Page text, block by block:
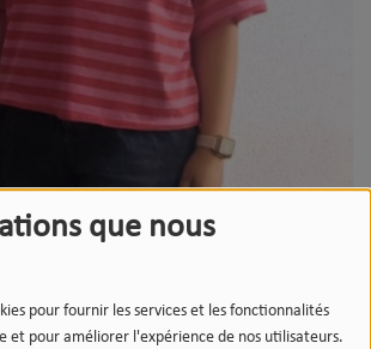
que nous
pour fournir les services et les fonctionnalités
et pour améliorer l'expérience de nos utilisateurs.